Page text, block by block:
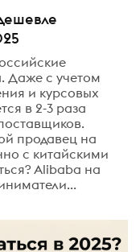
Даже с учетом
и курсовых
в 2-3 раза
продавец на
с китайскими
Alibaba на